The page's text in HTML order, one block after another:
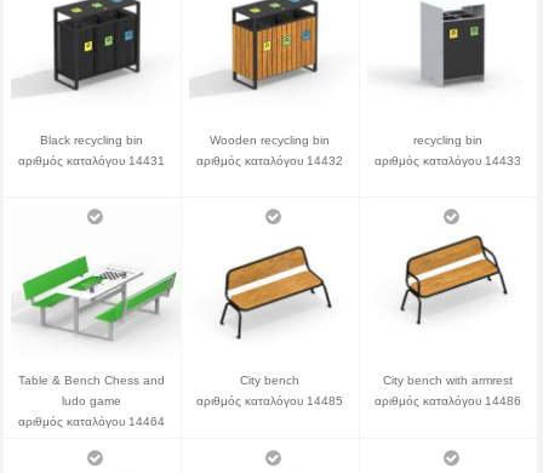
Επικοινωνία
Παραγγείλτε τον κατάλογο
Lars Laj on Facebook
Black recycling bin
αριθμός καταλόγου 14431
Wooden recycling bin
αριθμός καταλόγου 14432
recycling bin
αριθμός καταλόγου 14433
Table & Bench Chess and
ludo game
αριθμός καταλόγου 14464
City bench
αριθμός καταλόγου 14485
City bench with armrest
αριθμός καταλόγου 14486